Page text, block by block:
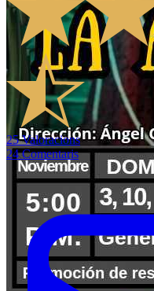
25 Valoracions
24 Comentaris